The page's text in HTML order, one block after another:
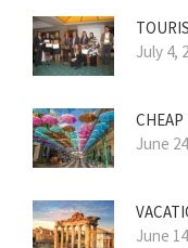
July 4,
CHEAP
June
June